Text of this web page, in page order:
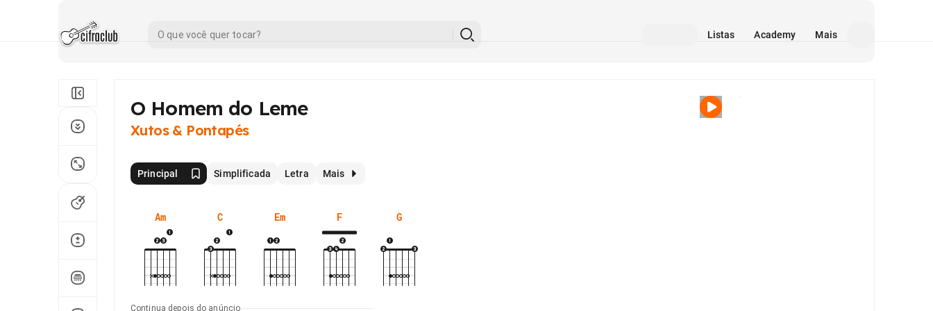
Listas Academy Mais
O Homem do Leme
Xutos & Pontapés
Principal Simplificada Letra Mais
Am C Em F G
Continua depois do anúncio